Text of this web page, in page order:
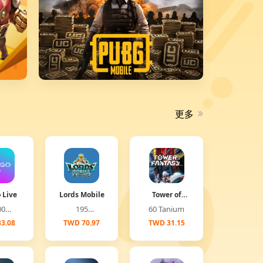
更多
Live Lords Mobile
195
Diamonds
TWD 70.97
Tower of
Fantasy
(Global)
60 Tanium
TWD 31.15